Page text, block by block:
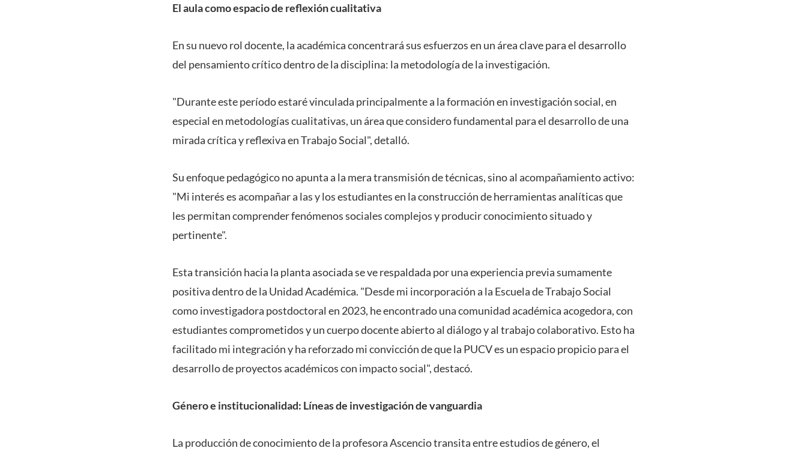
El aula como espacio de reflexión cualitativa
En su nuevo rol docente, la académica concentrará sus esfuerzos en un área clave para el desarrollo
del pensamiento crítico dentro de la disciplina: la metodología de la investigación.
"Durante este período estaré vinculada principalmente a la formación en investigación social, en
especial en metodologías cualitativas, un área que considero fundamental para el desarrollo de una
mirada crítica y reflexiva en Trabajo Social", detalló.
Su enfoque pedagógico no apunta a la mera transmisión de técnicas, sino al acompañamiento activo:
"Mi interés es acompañar a las y los estudiantes en la construcción de herramientas analíticas que
les permitan comprender fenómenos sociales complejos y producir conocimiento situado y
pertinente".
Esta transición hacia la planta asociada se ve respaldada por una experiencia previa sumamente
positiva dentro de la Unidad Académica. "Desde mi incorporación a la Escuela de Trabajo Social
como investigadora postdoctoral en 2023, he encontrado una comunidad académica acogedora, con
estudiantes comprometidos y un cuerpo docente abierto al diálogo y al trabajo colaborativo. Esto ha
facilitado mi integración y ha reforzado mi convicción de que la PUCV es un espacio propicio para el
desarrollo de proyectos académicos con impacto social", destacó.
Género e institucionalidad: Líneas de investigación de vanguardia
La producción de conocimiento de la profesora Ascencio transita entre estudios de género, el